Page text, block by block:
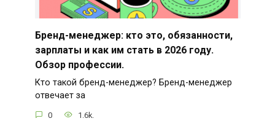
Бренд-менеджер: кто это, обязанности,
зарплаты и как им стать в 2026 году.
Обзор профессии.
Кто такой бренд-менеджер? Бренд-менеджер
отвечает за
0 1.6k.